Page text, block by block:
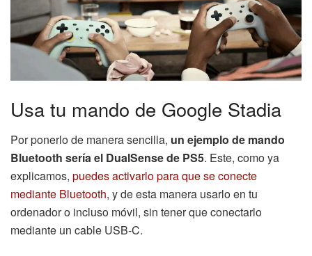
Usa tu mando de Google Stadia
Por ponerlo de manera sencilla, un ejemplo de mando
Bluetooth sería el DualSense de PS5. Este, como ya
explicamos, puedes activarlo para que se conecte
mediante Bluetooth, y de esta manera usarlo en tu
ordenador o incluso móvil, sin tener que conectarlo
mediante un cable USB-C.